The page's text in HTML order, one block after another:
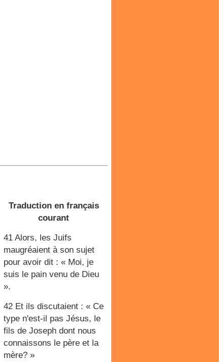
Traduction en français
courant
41 Alors, les Juifs
maugréaient à son sujet
pour avoir dit : « Moi, je
suis le pain venu de Dieu
».
42 Et ils discutaient : « Ce
type n'est-il pas Jésus, le
fils de Joseph dont nous
connaissons le père et la
mère? »